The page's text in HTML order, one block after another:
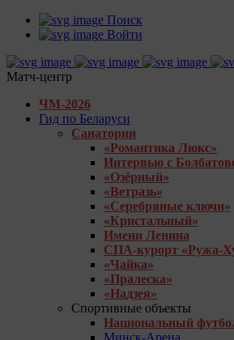
Поиск
Войти
Матч-центр
ЧМ-2026
Гид по Беларуси
Санатории
«Романтика Люкс»
Интервью с
«Озёрный»
«Ветразь»
«Серебряные ключи»
«Кристальный»
Имени Ленина
СПА-курорт «Ружа-
«Чайка»
«Пралеска»
«Надзея»
Спортивные объекты
Национальный
Минск-Арена